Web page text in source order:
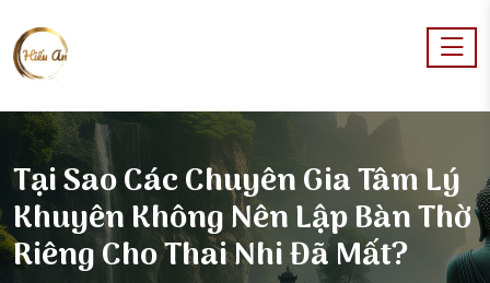
Tại Sao Các Chuyên Gia Tâm Lý
Khuyên Không Nên Lập Bàn Thờ
Riêng Cho Thai Nhi Đã Mất?